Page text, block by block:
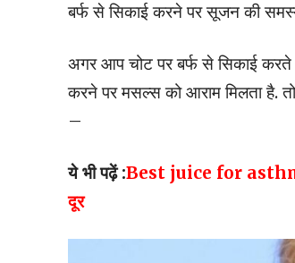
बर्फ से स‍िकाई करने पर सूजन की
अगर आप चोट पर बर्फ से सिकाई
करने पर मसल्‍स को आराम म‍िलता है.
–
ये भी पढ़ें :Best juice for
दूर